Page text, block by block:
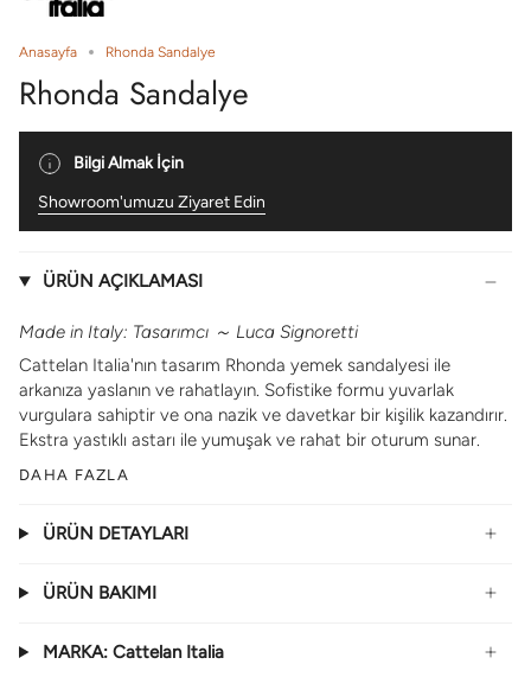
Anasayfa Rhonda Sandalye
Rhonda Sandalye
Bilgi Almak İçin
Showroom'umuzu Ziyaret Edin
ÜRÜN AÇIKLAMASI
Made in Italy: Tasarımcı ～ Luca Signoretti
Cattelan Italia'nın tasarım Rhonda yemek sandalyesi ile
arkanıza yaslanın ve rahatlayın. Sofistike formu yuvarlak
vurgulara sahiptir ve ona nazik ve davetkar bir kişilik kazandırır.
Ekstra yastıklı astarı ile yumuşak ve rahat bir oturum sunar.
DAHA FAZLA
ÜRÜN DETAYLARI
ÜRÜN BAKIMI
MARKA: Cattelan Italia